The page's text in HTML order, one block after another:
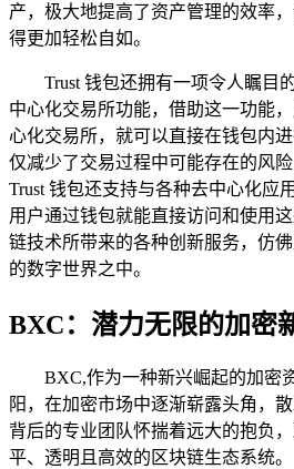
产，极大地提高了资产管理的效率
得更加轻松自如。
Trust 钱包还拥有一项令人瞩
中心化交易所功能，借助这一功能
心化交易所，就可以直接在钱包内
仅减少了交易过程中可能存在的风
Trust 钱包还支持与各种去中心化应
用户通过钱包就能直接访问和使用
链技术所带来的各种创新服务，仿
的数字世界之中。
BXC：潜力无限的加密
BXC,作为一种新兴崛起的加密
阳，在加密市场中逐渐崭露头角，
背后的专业团队怀揣着远大的抱负
平、透明且高效的区块链生态系统。